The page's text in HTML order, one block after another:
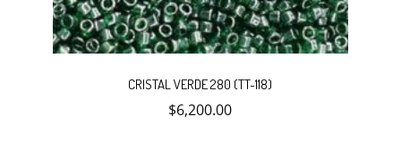
CRISTAL VERDE 280 (TT-118)
$6,200.00